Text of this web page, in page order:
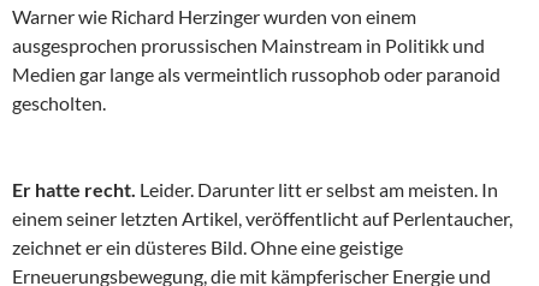
Warner wie Richard Herzinger wurden von einem
ausgesprochen prorussischen Mainstream in Politikk und
Medien gar lange als vermeintlich russophob oder paranoid
gescholten.
Er hatte recht. Leider. Darunter litt er selbst am meisten. In
einem seiner letzten Artikel, veröffentlicht auf Perlentaucher,
zeichnet er ein düsteres Bild. Ohne eine geistige
Erneuerungsbewegung, die mit kämpferischer Energie und